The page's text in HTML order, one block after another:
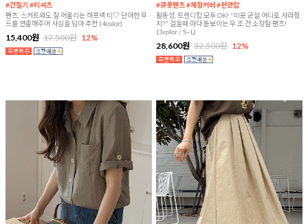
#간절기 #티셔츠
팬츠, 스커트와도 잘 어울리는 하프넥 티♡ 단아한 무
드를 연출해주어 사심을 담아 추천 (4color)
15,400원 17,500원 12%
#큐롯팬츠 #체형커버 #편안함
활동성, 트렌디함 모두 OK! "미운 군살 어디로 사라졌
지?" 걸을때 마다 돋보이는 무.조.건 소장할 팬츠!
(3color / S~L)
28,600원 32,500원 12%